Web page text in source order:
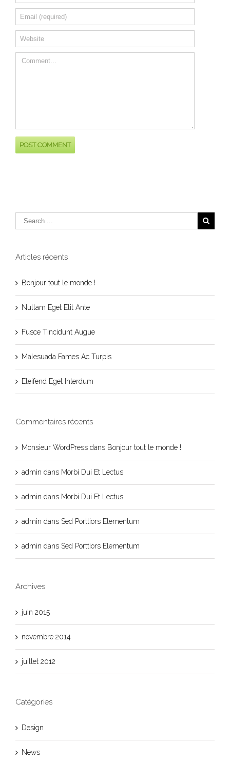
Articles récents
Bonjour tout le monde !
Nullam Eget Elit Ante
Fusce Tincidunt Augue
Malesuada Fames Ac Turpis
Eleifend Eget Interdum
Commentaires récents
Monsieur WordPress dans Bonjour tout le monde !
admin dans Morbi Dui Et Lectus
admin dans Morbi Dui Et Lectus
admin dans Sed Porttiors Elementum
admin dans Sed Porttiors Elementum
Archives
juin 2015
novembre 2014
juillet 2012
Catégories
Design
News